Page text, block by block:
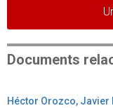
Documents
Héctor Orozco, Javier